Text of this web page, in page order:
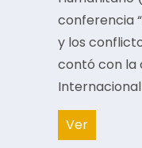
conferencia
y los
contó con la
Internacional
Ver